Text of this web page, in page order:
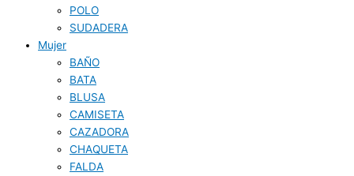
POLO
SUDADERA
Mujer
BAÑO
BATA
BLUSA
CAMISETA
CAZADORA
CHAQUETA
FALDA